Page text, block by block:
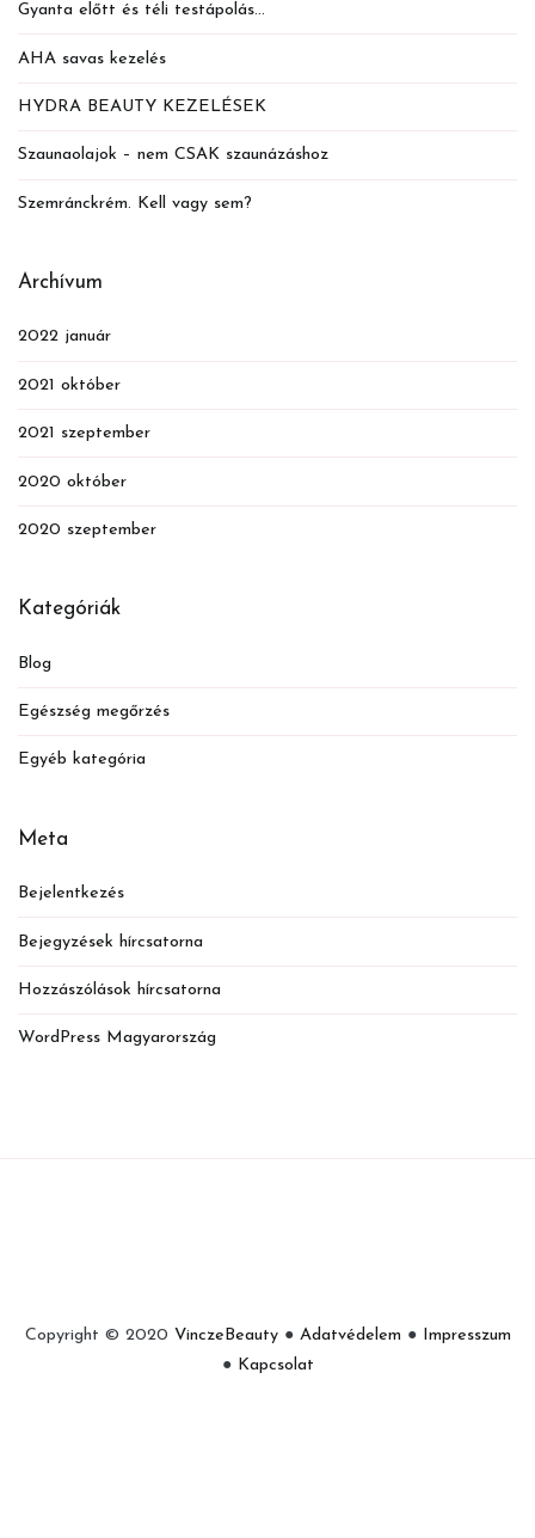
Gyanta előtt és téli testápolás…
AHA savas kezelés
HYDRA BEAUTY KEZELÉSEK
Szaunaolajok – nem CSAK szaunázáshoz
Szemránckrém. Kell vagy sem?
Archívum
2022 január
2021 október
2021 szeptember
2020 október
2020 szeptember
Kategóriák
Blog
Egészség megőrzés
Egyéb kategória
Meta
Bejelentkezés
Bejegyzések hírcsatorna
Hozzászólások hírcsatorna
WordPress Magyarország
Copyright © 2020 VinczeBeauty● Adatvédelem ●
Impresszum
● Kapcsolat